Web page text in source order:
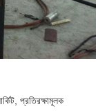
প্রতিরক্ষামূলক